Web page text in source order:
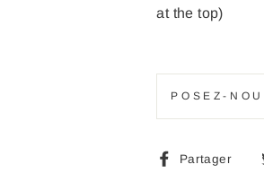
at the top)
POSEZ-
Partager